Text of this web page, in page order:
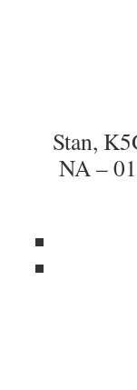
Stan,
NA –